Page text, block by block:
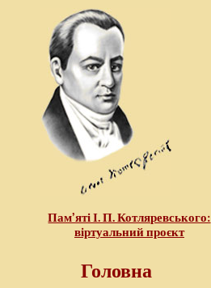
Пам’яті І. П. Котляревського:
віртуальний проєкт
Головна